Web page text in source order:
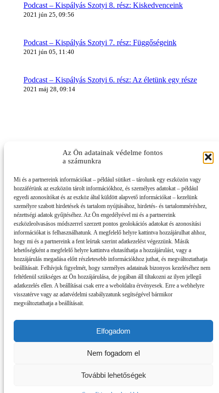
Az Ön adatainak védelme fontos
a számunkra
Mi és a partnereink információkat – például sütiket – tárolunk egy eszközön vagy
hozzáférünk az eszközön tárolt információkhoz, és személyes adatokat – például
egyedi azonosítókat és az eszköz által küldött alapvető információkat – kezelünk
személyre szabott hirdetések és tartalom nyújtásához, hirdetés- és tartalomméréshez,
nézettségi adatok gyűjtéséhez. Az Ön engedélyével mi és a partnereink
eszközleolvasásos módszerrel szerzett pontos geolokációs adatokat és azonosítási
információkat is felhasználhatunk. A megfelelő helyre kattintva hozzájárulhat ahhoz,
hogy mi és a partnereink a fent leírtak szerint adatkezelést végezzünk. Másik
lehetőségként a megfelelő helyre kattintva elutasíthatja a hozzájárulást, vagy a
hozzájárulás megadása előtt részletesebb információkhoz juthat, és megváltoztathatja
beállításait. Felhívjuk figyelmét, hogy személyes adatainak bizonyos kezeléséhez nem
feltétlenül szükséges az Ön hozzájárulása, de jogában áll tiltakozni az ilyen jellegű
adatkezelés ellen. A beállításai csak erre a weboldalra érvényesek. Erre a webhelyre
visszatérve vagy az adatvédelmi szabályzatunk segítségével bármikor
megváltoztathatja a beállításait.
Elfogadom
Nem fogadom el
További lehetőségek
Podcast – Kispályás Szotyi 8. rész: Kiskedvenceink
2021 jún 25, 09:56
Podcast – Kispályás Szotyi 7. rész: Függőségeink
2021 jún 05, 11:40
Podcast – Kispályás Szotyi 6. rész: Az életünk egy része
2021 máj 28, 09:14